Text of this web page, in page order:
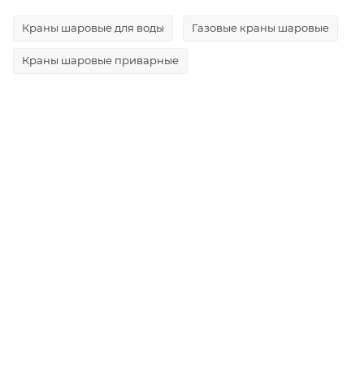
Краны шаровые для воды Газовые краны шаровые
Краны шаровые приварные